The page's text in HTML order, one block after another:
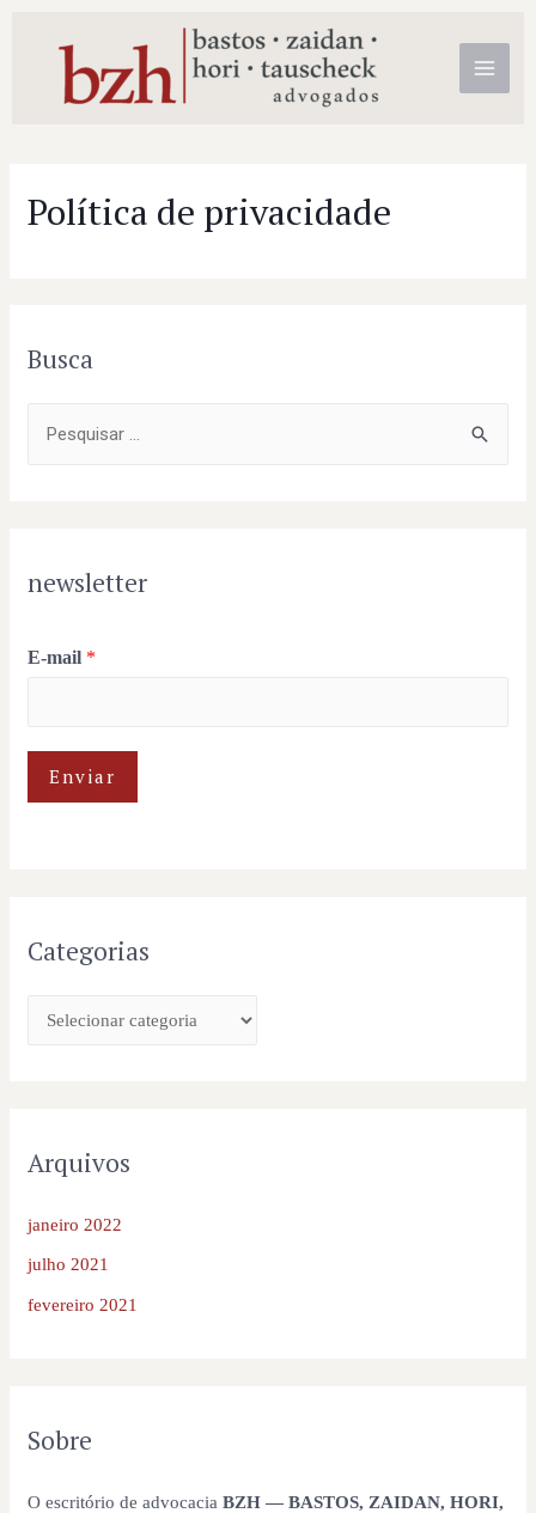
Política de privacidade
Busca
newsletter
E-mail *
Enviar
Categorias
Arquivos
janeiro 2022
julho 2021
fevereiro 2021
Sobre
O escritório de advocaciaBZH — BASTOS, ZAIDAN, HORI,